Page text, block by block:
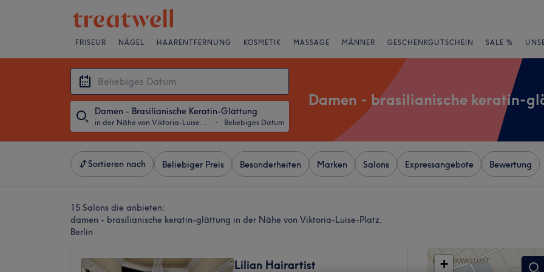
FRISEUR NÄGEL HAARENTFERNUNG KOSMETIK MASSAGE MÄNNER GESCHENKGUTSCHEIN SALE %
Damen - Brasilianische Keratin-Glättung
in der Nähe von Viktoria-Luise-Platz, Berlin ・ Beliebiges Datum
Damen - brasilianische keratin-
Sortieren nach Beliebiger Preis Besonderheiten Marken Salons Expressangebote Bewertung
15 Salons die anbieten:
damen - brasilianische keratin-glättung in der Nähe von Viktoria-Luise-Platz,
Berlin
Lilian Hairartist
+